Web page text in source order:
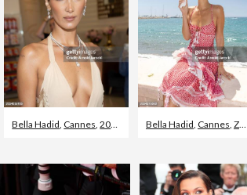
Bella Hadid, Cannes,2024 Bella Hadid, Cannes,Zonnejurk